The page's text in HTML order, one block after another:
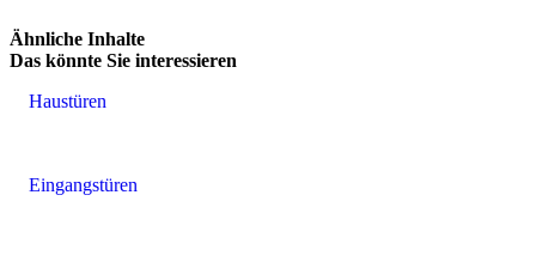
Ähnliche Inhalte
Das könnte Sie interessieren
Haustüren
Eingangstüren